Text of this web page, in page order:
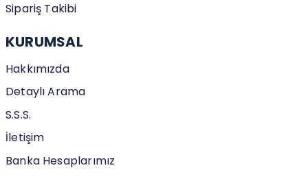
Sipariş Takibi
KURUMSAL
Hakkımızda
Detaylı Arama
S.S.S.
İletişim
Banka Hesaplarımız